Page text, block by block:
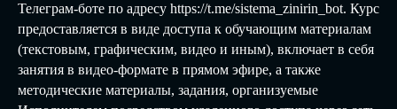
Телеграм-боте по адресу https://t.me/sistema_zinirin_bot. Курс
предоставляется в виде доступа к обучающим материалам
(текстовым, графическим, видео и иным), включает в себя
занятия в видео-формате в прямом эфире, а также
методические материалы, задания, организуемые